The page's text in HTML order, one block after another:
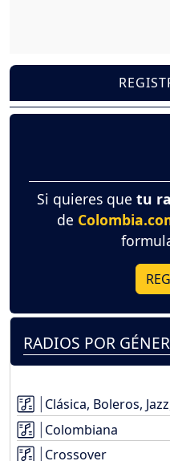
Si quieres que tu
de
RADIOS POR
Clásica, Boleros,
Colombiana
Crossover